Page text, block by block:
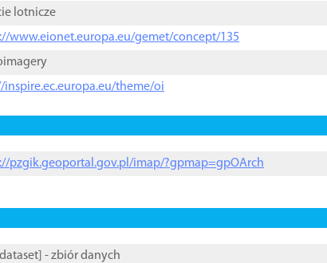
lotnicze
www.eionet.europa.eu/gemet/concept/135
inspire.ec.europa.eu/theme/oi
pzgik.geoportal.gov.pl/imap/?gpmap=gpOArch
dataset ] - zbiór danych